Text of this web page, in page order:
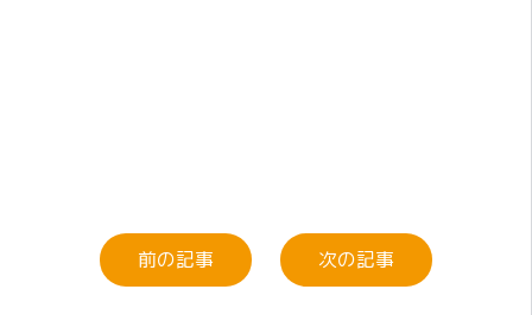
前の記事 次の記事